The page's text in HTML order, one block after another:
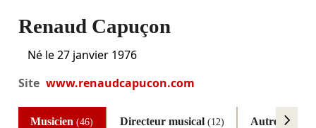
Renaud Capuçon
Né le27 janvier 1976
Site www.renaudcapucon.com
Musicien(46) Directeur musical (12) Autres(2)